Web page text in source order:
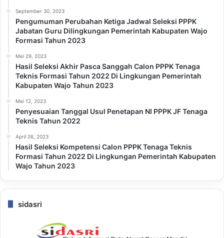
September 30, 2023
Pengumuman Perubahan Ketiga Jadwal Seleksi PPPK
Jabatan Guru Dilingkungan Pemerintah Kabupaten Wajo
Formasi Tahun 2023
Mei 29, 2023
Hasil Seleksi Akhir Pasca Sanggah Calon PPPK Tenaga
Teknis Formasi Tahun 2022 Di Lingkungan Pemerintah
Kabupaten Wajo Tahun 2023
Mei 12, 2023
Penyesuaian Tanggal Usul Penetapan NI PPPK JF Tenaga
Teknis Tahun 2022
April 26, 2023
Hasil Seleksi Kompetensi Calon PPPK Tenaga Teknis
Formasi Tahun 2022 Di Lingkungan Pemerintah Kabupaten
Wajo Tahun 2023
sidasri